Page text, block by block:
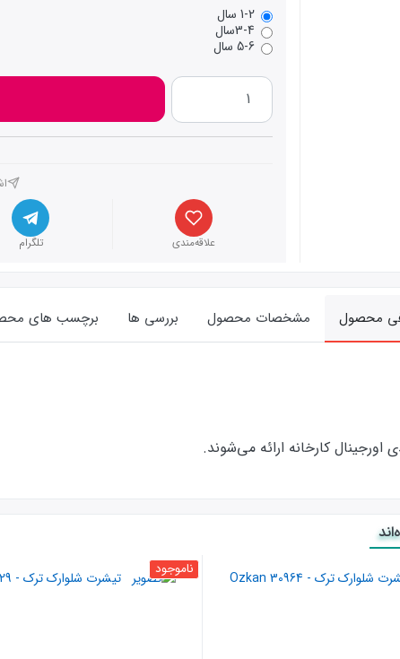
1-2 سال
3-4سال
5-6 سال
علاقه‌مندی تلگرام
محصول مشخصات محصول بررسی ها برچسب های
کارخانه ارائه‌‌ می‌شوند.
ناموجود